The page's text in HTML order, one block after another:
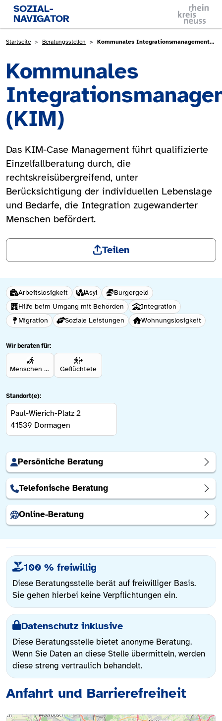
Direkt zum Inhalt
SOZIAL-
NAVIGATOR
Pfadnavigation
Startseite Beratungsstellen Kommunales Integrationsmanagement (KIM)
Kommunales
(KIM)
Das KIM-Case Management führt qualifizierte
Einzelfallberatung durch, die
rechtskreisübergreifend, unter
Berücksichtigung der individuellen Lebenslage
und Bedarfe, die Integration zugewanderter
Menschen befördert.
Teilen
Arbeitslosigkeit Asyl
Bürgergeld
Hilfe beim Umgang mit Behörden
Integration
Migration
Soziale Leistungen Wohnungslosigkeit
Wir beraten für:
Menschen mit Migrationshintergrund Geflüchtete
Standort(e):
Paul-Wierich-Platz 2
41539 Dormagen
Persönliche Beratung
Telefonische Beratung
Online-Beratung
100 % freiwillig
Diese Beratungsstelle berät auf freiwilliger Basis.
Sie gehen hierbei keine Verpflichtungen ein.
Datenschutz inklusive
Diese Beratungsstelle bietet anonyme Beratung.
Wenn Sie Daten an diese Stelle übermitteln, werden
diese streng vertraulich behandelt.
Anfahrt und Barrierefreiheit